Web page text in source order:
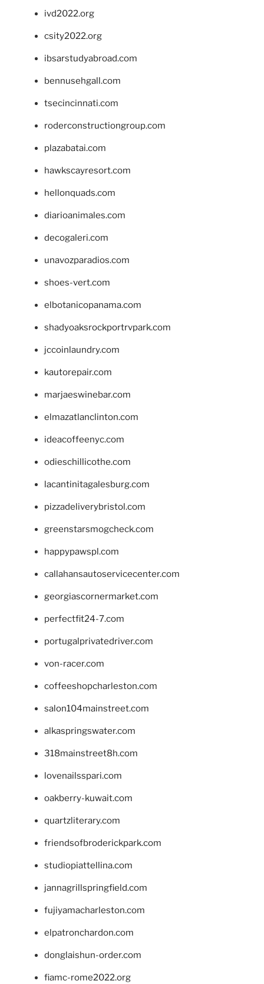
ivd2022.org
csity2022.org
ibsarstudyabroad.com
bennusehgall.com
tsecincinnati.com
roderconstructiongroup.com
plazabatai.com
hawkscayresort.com
hellonquads.com
diarioanimales.com
decogaleri.com
unavozparadios.com
shoes-vert.com
elbotanicopanama.com
shadyoaksrockportrvpark.com
jccoinlaundry.com
kautorepair.com
marjaeswinebar.com
elmazatlanclinton.com
ideacoffeenyc.com
odieschillicothe.com
lacantinitagalesburg.com
pizzadeliverybristol.com
greenstarsmogcheck.com
happypawspl.com
callahansautoservicecenter.com
georgiascornermarket.com
perfectfit24-7.com
portugalprivatedriver.com
von-racer.com
coffeeshopcharleston.com
salon104mainstreet.com
alkaspringswater.com
318mainstreet8h.com
lovenailsspari.com
oakberry-kuwait.com
quartzliterary.com
friendsofbroderickpark.com
studiopiattellina.com
jannagrillspringfield.com
fujiyamacharleston.com
elpatronchardon.com
donglaishun-order.com
fiamc-rome2022.org